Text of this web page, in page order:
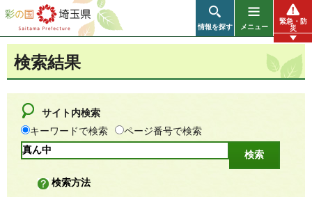
彩の国 埼玉県
情報を探す メニュー
緊急・防
災
検索結果
サイト内検索
キーワードで検索
ページ番号で検索
検索方法